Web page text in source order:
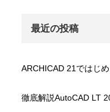
最近の投稿
ARCHICAD 21ではじ
徹底解説AutoCAD LT